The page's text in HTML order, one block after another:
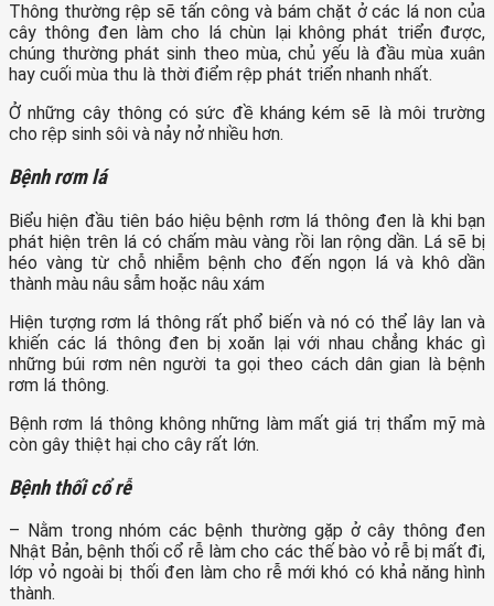
Thông thường rệp sẽ tấn công và bám chặt ở các lá non của
cây thông đen làm cho lá chùn lại không phát triển được,
chúng thường phát sinh theo mùa, chủ yếu là đầu mùa xuân
hay cuối mùa thu là thời điểm rệp phát triển nhanh nhất.
Ở những cây thông có sức đề kháng kém sẽ là môi trường
cho rệp sinh sôi và nảy nở nhiều hơn.
Bệnh rơm lá
Biểu hiện đầu tiên báo hiệu bệnh rơm lá thông đen là khi bạn
phát hiện trên lá có chấm màu vàng rồi lan rộng dần. Lá sẽ bị
héo vàng từ chỗ nhiễm bệnh cho đến ngọn lá và khô dần
thành màu nâu sẫm hoặc nâu xám
Hiện tượng rơm lá thông rất phổ biến và nó có thể lây lan và
khiến các lá thông đen bị xoăn lại với nhau chẳng khác gì
những búi rơm nên người ta gọi theo cách dân gian là bệnh
rơm lá thông.
Bệnh rơm lá thông không những làm mất giá trị thẩm mỹ mà
còn gây thiệt hại cho cây rất lớn.
Bệnh thối cổ rễ
– Nằm trong nhóm các bệnh thường gặp ở cây thông đen
Nhật Bản, bệnh thối cổ rễ làm cho các thế bào vỏ rễ bị mất đi,
lớp vỏ ngoài bị thối đen làm cho rễ mới khó có khả năng hình
thành.